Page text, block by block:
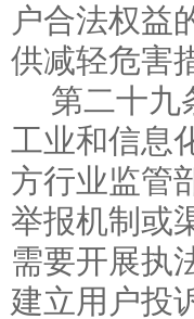
户合法权益
供减轻危害
第二十九
工业和信息
方行业监管
举报机制或
需要开展执
建立用户投